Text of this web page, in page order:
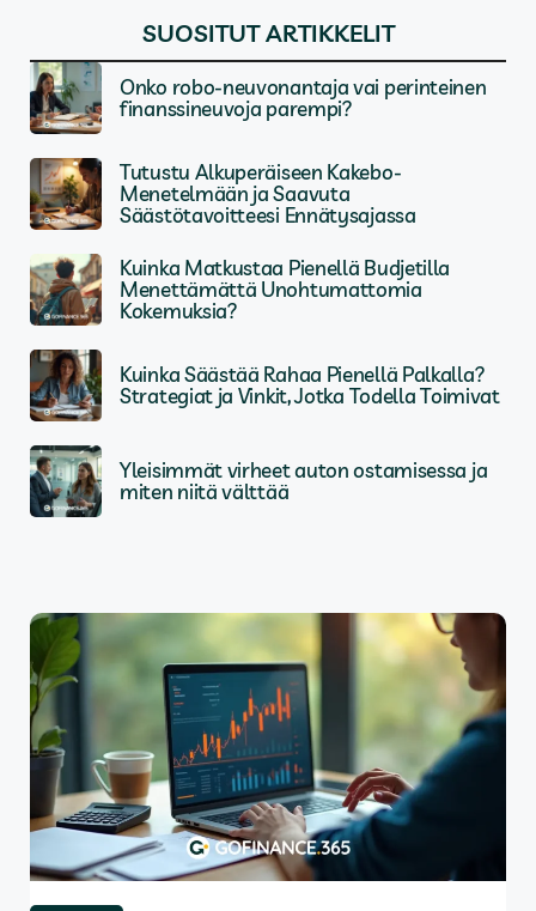
SUOSITUT ARTIKKELIT
Onko robo-neuvonantaja vai perinteinen
finanssineuvoja parempi?
Tutustu Alkuperäiseen Kakebo-
Menetelmään ja Saavuta
Säästötavoitteesi Ennätysajassa
Kuinka Matkustaa Pienellä Budjetilla
Menettämättä Unohtumattomia
Kokemuksia?
Kuinka Säästää Rahaa Pienellä Palkalla?
Strategiat ja Vinkit, Jotka Todella Toimivat
Yleisimmät virheet auton ostamisessa ja
miten niitä välttää